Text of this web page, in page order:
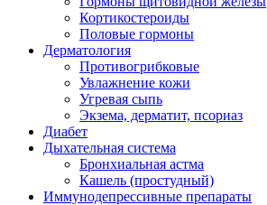
Кортикостероиды
Половые гормоны
Дерматология
Противогрибковые
Увлажнение кожи
Угревая сыпь
Экзема, дерматит, псориаз
Диабет
Дыхательная система
Бронхиальная астма
Кашель (простудный)
Иммунодепрессивные препараты